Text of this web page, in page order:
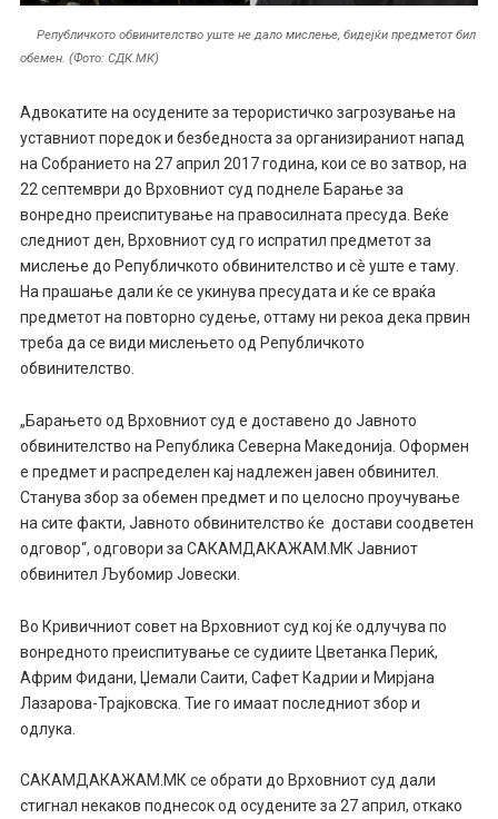
Републичкото обвинителство уште не дало мислење, бидејќи предметот бил
обемен. (Фото: СДК.МК)
Адвокатите на осудените за терористичко загрозување на
уставниот поредок и безбедноста за организираниот напад
на Собранието на 27 април 2017 година, кои се во затвор, на
22 септември до Врховниот суд поднеле Барање за
вонредно преиспитување на правосилната пресуда. Веќе
следниот ден, Врховниот суд го испратил предметот за
мислење до Републичкото обвинителство и сè уште е таму.
На прашање дали ќе се укинува пресудата и ќе се враќа
предметот на повторно судење, оттаму ни рекоа дека првин
треба да се види мислењето од Републичкото
обвинителство.
„Барањето од Врховниот суд е доставено до Јавното
обвинителство на Република Северна Македонија. Оформен
е предмет и распределен кај надлежен јавен обвинител.
Станува збор за обемен предмет и по целосно проучување
на сите факти, Јавното обвинителство ќе достави соодветен
одговор“, одговори за САКАМДАКАЖАМ.МК Јавниот
обвинител Љубомир Јовески.
Во Кривичниот совет на Врховниот суд кој ќе одлучува по
вонредното преиспитување се судиите Цветанка Периќ,
Африм Фидани, Џемали Саити, Сафет Кадрии и Мирјана
Лазарова-Трајковска. Тие го имаат последниот збор и
одлука.
САКАМДАКАЖАМ.МК се обрати до Врховниот суд дали
стигнал некаков поднесок од осудените за 27 април, откако